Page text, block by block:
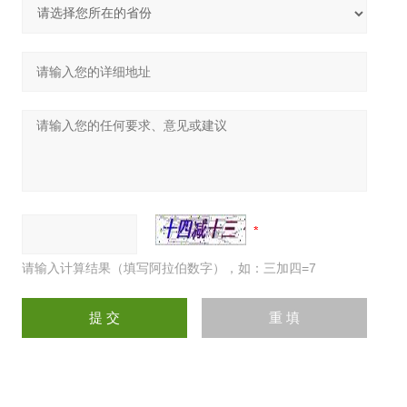
请输入计算结果（填写阿拉伯数字），如：三加四=7